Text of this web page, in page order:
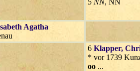
Agatha
6 Klapper,
* vor 1739
oo ...